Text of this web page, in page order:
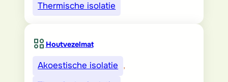
Thermische isolatie
Houtvezelmat
Akoestische isolatie ,